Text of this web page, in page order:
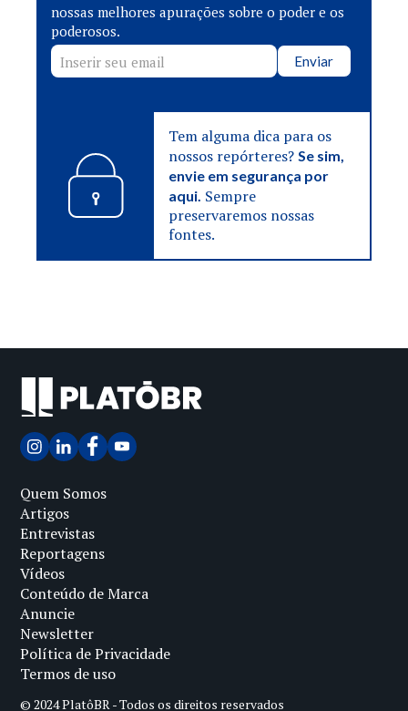
nossas melhores apurações sobre o poder e os
poderosos.
Enviar
Tem alguma dica para os
nossos repórteres?Se sim,
envie em segurança por
aqui. Sempre
preservaremos nossas
fontes.
© 2024 PlatôBR - Todos os direitos reservados
Quem Somos
Artigos
Entrevistas
Reportagens
Vídeos
Conteúdo de Marca
Anuncie
Newsletter
Política de Privacidade
Termos de uso